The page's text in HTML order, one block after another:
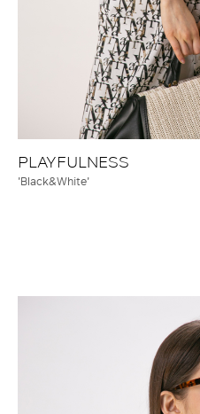
PLAYFULNESS
'Black&White'